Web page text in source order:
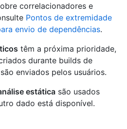
correlacionadores e
Pontos de extremidade
envio de dependências.
têm a próxima prioridade,
durante builds de
enviados pelos usuários.
estática são usados
dado está disponível.